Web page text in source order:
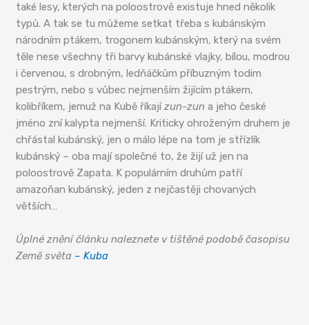
také lesy, kterých na poloostrově existuje hned několik
typů. A tak se tu můžeme setkat třeba s kubánským
národním ptákem, trogonem kubánským, který na svém
těle nese všechny tři barvy kubánské vlajky, bílou, modrou
i červenou, s drobným, ledňáčkům příbuzným todim
pestrým, nebo s vůbec nejmenším žijícím ptákem,
kolibříkem, jemuž na Kubě říkajízun-zun a jeho české
jméno zní kalypta nejmenší. Kriticky ohroženým druhem je
chřástal kubánský, jen o málo lépe na tom je střízlík
kubánský – oba mají společné to, že žijí už jen na
poloostrově Zapata. K populárním druhům patří
amazoňan kubánský, jeden z nejčastěji chovaných
větších…
Úplné znění článku naleznete v tištěné podobě časopisu
Země světa – Kuba